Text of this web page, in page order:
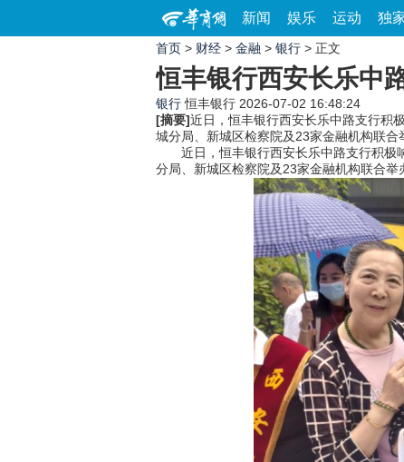
新闻 娱乐 运动 独
首页 > 财经 > 金融 > 银行 > 正文
恒丰银行西安长乐中
银行 恒丰银行 2026-07-02 16:48:24
[摘要]近日，恒丰银行西安长乐中路支行积
城分局、新城区检察院及23家金融机构联合
近日，恒丰银行西安长乐中路支行积极响
分局、新城区检察院及23家金融机构联合举